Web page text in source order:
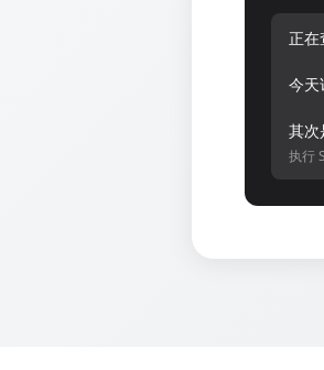
正在
今天
其次
执行